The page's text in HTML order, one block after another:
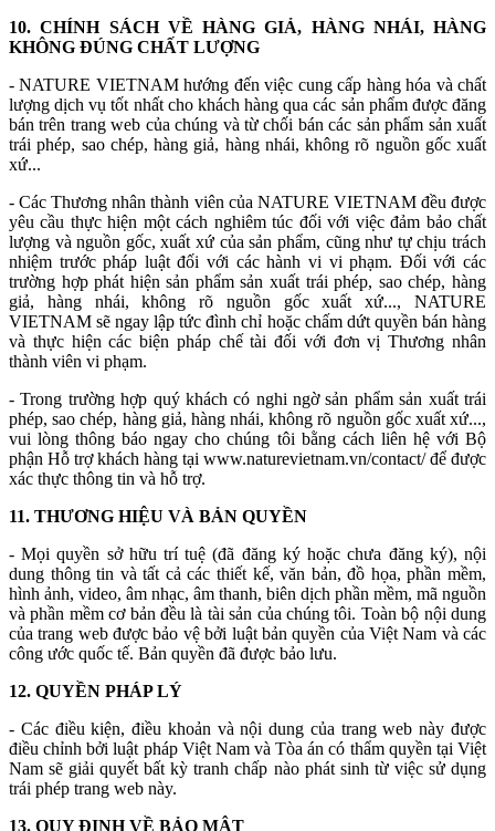
10. CHÍNH SÁCH VỀ HÀNG GIẢ, HÀNG NHÁI, HÀNG
KHÔNG ĐÚNG CHẤT LƯỢNG
- NATURE VIETNAM hướng đến việc cung cấp hàng hóa và chất
lượng dịch vụ tốt nhất cho khách hàng qua các sản phẩm được đăng
bán trên trang web của chúng và từ chối bán các sản phẩm sản xuất
trái phép, sao chép, hàng giả, hàng nhái, không rõ nguồn gốc xuất
xứ...
- Các Thương nhân thành viên của NATURE VIETNAM đều được
yêu cầu thực hiện một cách nghiêm túc đối với việc đảm bảo chất
lượng và nguồn gốc, xuất xứ của sản phẩm, cũng như tự chịu trách
nhiệm trước pháp luật đối với các hành vi vi phạm. Đối với các
trường hợp phát hiện sản phẩm sản xuất trái phép, sao chép, hàng
giả, hàng nhái, không rõ nguồn gốc xuất xứ..., NATURE
VIETNAM sẽ ngay lập tức đình chỉ hoặc chấm dứt quyền bán hàng
và thực hiện các biện pháp chế tài đối với đơn vị Thương nhân
thành viên vi phạm.
- Trong trường hợp quý khách có nghi ngờ sản phẩm sản xuất trái
phép, sao chép, hàng giả, hàng nhái, không rõ nguồn gốc xuất xứ...,
vui lòng thông báo ngay cho chúng tôi bằng cách liên hệ với Bộ
phận Hỗ trợ khách hàng tại www.naturevietnam.vn/contact/ để được
xác thực thông tin và hỗ trợ.
11. THƯƠNG HIỆU VÀ BẢN QUYỀN
- Mọi quyền sở hữu trí tuệ (đã đăng ký hoặc chưa đăng ký), nội
dung thông tin và tất cả các thiết kế, văn bản, đồ họa, phần mềm,
hình ảnh, video, âm nhạc, âm thanh, biên dịch phần mềm, mã nguồn
và phần mềm cơ bản đều là tài sản của chúng tôi. Toàn bộ nội dung
của trang web được bảo vệ bởi luật bản quyền của Việt Nam và các
công ước quốc tế. Bản quyền đã được bảo lưu.
12. QUYỀN PHÁP LÝ
- Các điều kiện, điều khoản và nội dung của trang web này được
điều chỉnh bởi luật pháp Việt Nam và Tòa án có thẩm quyền tại Việt
Nam sẽ giải quyết bất kỳ tranh chấp nào phát sinh từ việc sử dụng
trái phép trang web này.
13. QUY ĐỊNH VỀ BẢO MẬT